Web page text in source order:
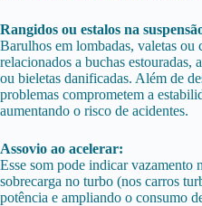
Rangidos ou estalos na
Barulhos em lombadas, valetas ou
relacionados a buchas estouradas,
ou bieletas danificadas. Além de
problemas comprometem a
aumentando o risco de acidentes.
Assovio ao acelerar:
Esse som pode indicar vazamento
sobrecarga no turbo (nos carros
potência e ampliando o consumo